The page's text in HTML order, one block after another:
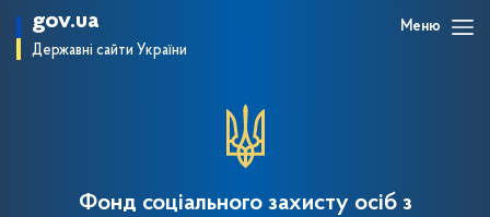
gov.ua
Державні сайти України
Меню
Фонд соціального захисту осіб з